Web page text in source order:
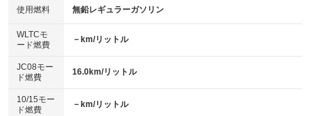
100V電源
：装備なし
センターデフロック
：装備なし
電動格納ミラー
：装備あり
バックカメラ
：装備あり
エアロ
：装備なし
：装備なし
パワーシート
ベンチシート
：装備なし
使用燃料 無鉛レギュラーガソリン
WLTCモ
ード燃費
－km/リットル
JC08モー
ド燃費
16.0km/リットル
10/15モー
ド燃費
－km/リットル